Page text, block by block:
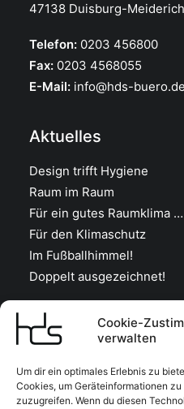
Cookie-
verwalten
Um dir ein optimales Erlebnis zu
Cookies, um Geräteinformationen
zuzugreifen. Wenn du diesen
47138 Duisburg-Meiderich
Telefon: 0203 456800
Fax: 0203 4568055
E-Mail: info@hds-buero.de
Aktuelles
Design trifft Hygiene
Raum im Raum
Für ein gutes Raumklima …
Für den Klimaschutz
Im Fußballhimmel!
Doppelt ausgezeichnet!
Menü
Über uns
Aktuelles